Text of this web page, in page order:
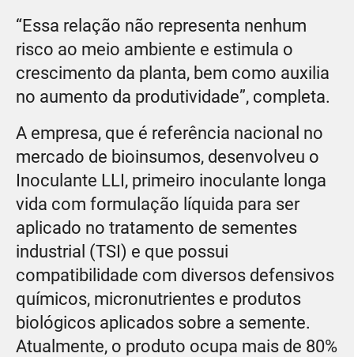
“Essa relação não representa nenhum
risco ao meio ambiente e estimula o
crescimento da planta, bem como auxilia
no aumento da produtividade”, completa.
A empresa, que é referência nacional no
mercado de bioinsumos, desenvolveu o
Inoculante LLI, primeiro inoculante longa
vida com formulação líquida para ser
aplicado no tratamento de sementes
industrial (TSI) e que possui
compatibilidade com diversos defensivos
químicos, micronutrientes e produtos
biológicos aplicados sobre a semente.
Atualmente, o produto ocupa mais de 80%